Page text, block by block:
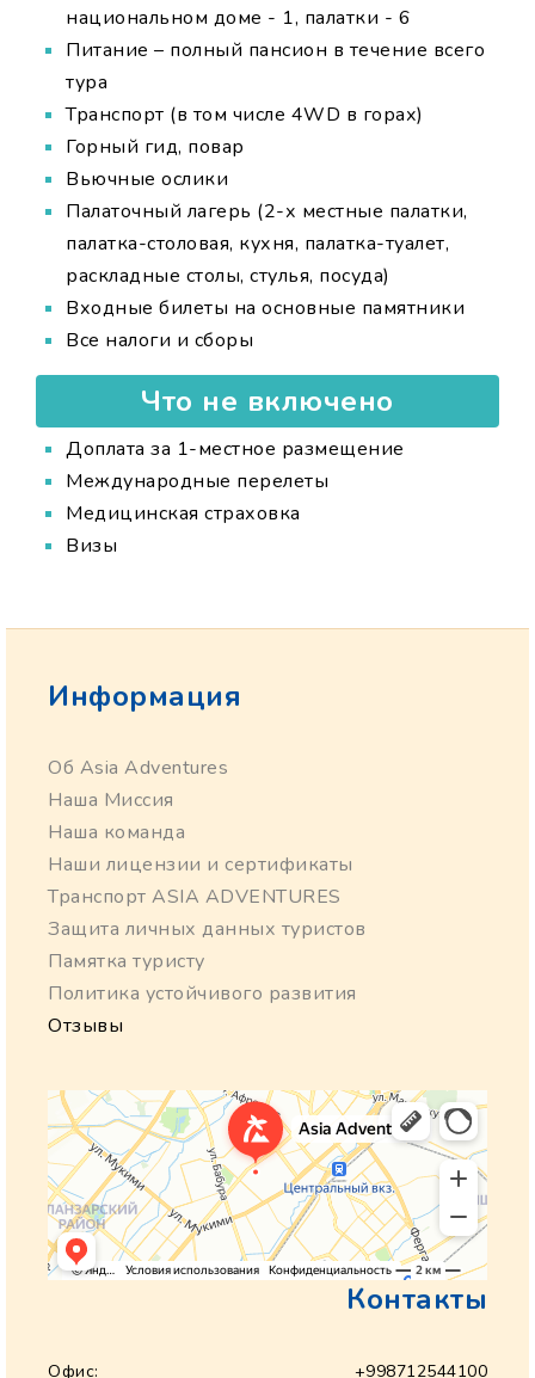
национальном доме - 1, палатки - 6
Питание – полный пансион в течение всего
тура
Транспорт (в том числе 4WD в горах)
Горный гид, повар
Вьючные ослики
Палаточный лагерь (2-х местные палатки,
палатка-столовая, кухня, палатка-туалет,
раскладные столы, стулья, посуда)
Входные билеты на основные памятники
Все налоги и сборы
Что не включено
Доплата за 1-местное размещение
Международные перелеты
Медицинская страховка
Визы
Информация
Об Asia Adventures
Наша Миссия
Наша команда
Наши лицензии и сертификаты
Транспорт ASIA ADVENTURES
Защита личных данных туристов
Памятка туристу
Политика устойчивого развития
Отзывы
Контакты
Офис: +998712544100